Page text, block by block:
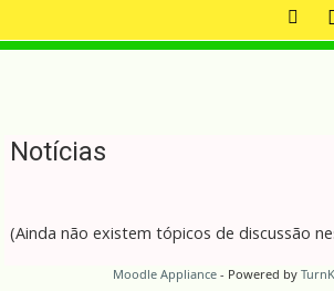
Notícias
(Ainda não existem tópicos de discussão
Moodle Appliance- Powered by